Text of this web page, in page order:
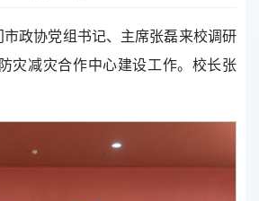
政协党组书记、主席张磊来校调研
灾减灾合作中心建设工作。校长张